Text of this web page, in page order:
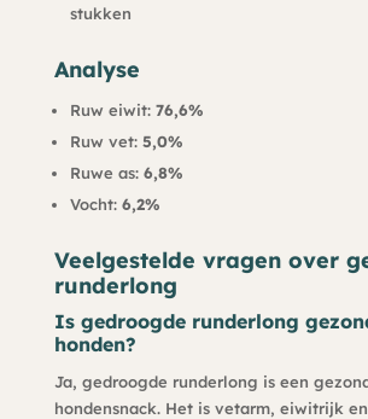
stukken
Analyse
Ruw eiwit: 76,6%
Ruw vet: 5,0%
Ruwe as: 6,8%
Vocht: 6,2%
Veelgestelde vragen over
runderlong
Is gedroogde runderlong
honden?
Ja, gedroogde runderlong is een
hondensnack. Het is vetarm, eiwitrijk